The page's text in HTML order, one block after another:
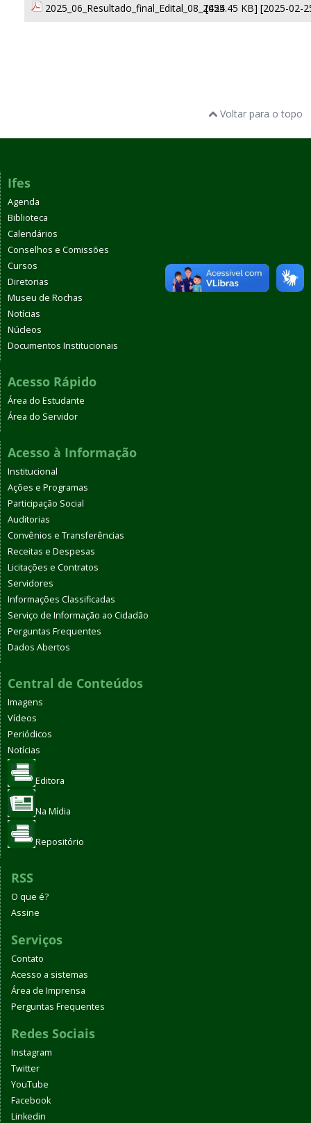
2025_06_Resultado_final_Edital_08_2025[454.45 KB] [2025-02-
Voltar para o topo
Ifes
Agenda
Biblioteca
Calendários
Conselhos e Comissões
Cursos
Diretorias
Museu de Rochas
Notícias
Núcleos
Documentos Institucionais
Acesso Rápido
Área do Estudante
Área do Servidor
Acesso à Informação
Institucional
Ações e Programas
Participação Social
Auditorias
Convênios e Transferências
Receitas e Despesas
Licitações e Contratos
Servidores
Informações Classificadas
Serviço de Informação ao Cidadão
Perguntas Frequentes
Dados Abertos
Central de Conteúdos
Imagens
Vídeos
Periódicos
Notícias
Editora
Na Mídia
Repositório
RSS
O que é?
Assine
Serviços
Contato
Acesso a sistemas
Área de Imprensa
Perguntas Frequentes
Redes Sociais
Instagram
Twitter
YouTube
Facebook
Linkedin